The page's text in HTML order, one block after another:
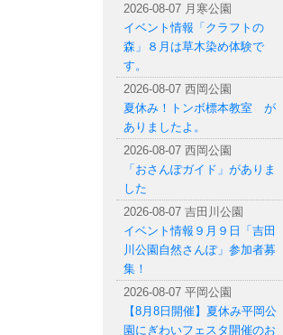
2026-08-07 月寒公園
イベント情報「クラフトの
森」８月は草木染め体験で
す。
2026-08-07 西岡公園
夏休み！トンボ標本教室 が
ありましたよ。
2026-08-07 西岡公園
「おさんぽガイド」がありま
した
2026-08-07 吉田川公園
イベント情報９月９日「吉田
川公園自然さんぽ」参加者募
集！
2026-08-07 平岡公園
【8月8日開催】夏休み平岡公
園にぎわいフェスタ開催のお